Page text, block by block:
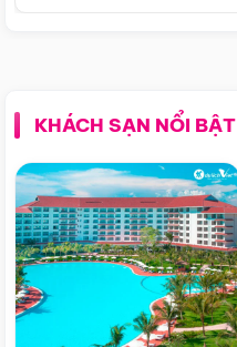
KHÁCH SẠN NỔI BẬT